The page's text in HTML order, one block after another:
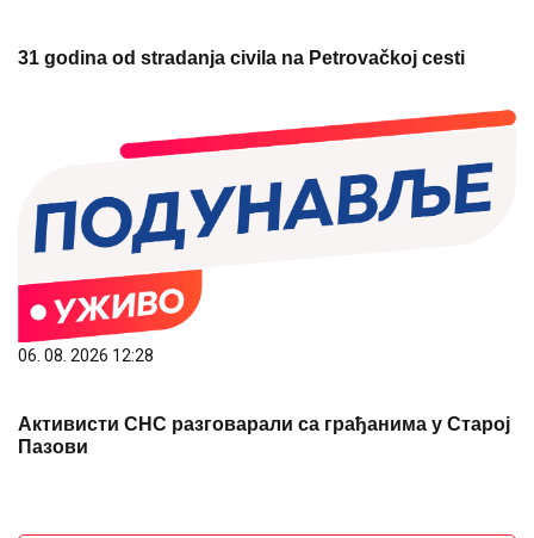
31 godina od stradanja civila na Petrovačkoj cesti
06. 08. 2026 12:28
Активисти СНС разговарали са грађанима у Старој
Пазови